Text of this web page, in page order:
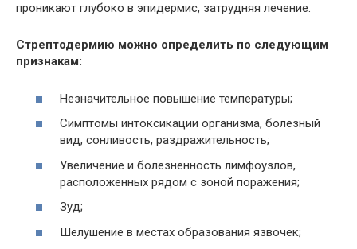
проникают глубоко в эпидермис, затрудняя лечение.
Стрептодермию можно определить по следующим
признакам:
Незначительное повышение температуры;
Симптомы интоксикации организма, болезный
вид, сонливость, раздражительность;
Увеличение и болезненность лимфоузлов,
расположенных рядом с зоной поражения;
Зуд;
Шелушение в местах образования язвочек;